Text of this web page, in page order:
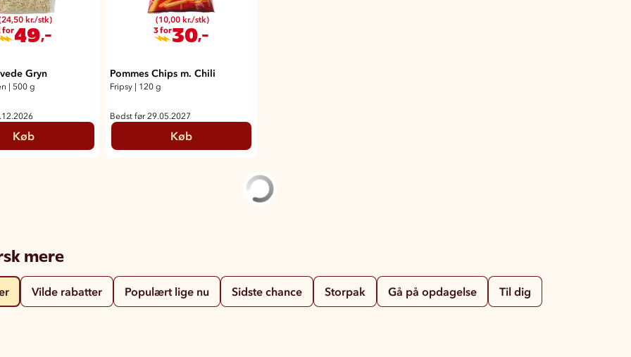
kr./stk)
for49,-
Gryn
500 g
Køb
(10,00 kr./stk)
3 for30,-
Pommes Chips m. Chili
Fripsy 120 g
Bedst før 29.05.2027
Køb
mere
Vilde rabatter Populært lige nu Sidste chance Storpak Gå på opdagelse Til dig